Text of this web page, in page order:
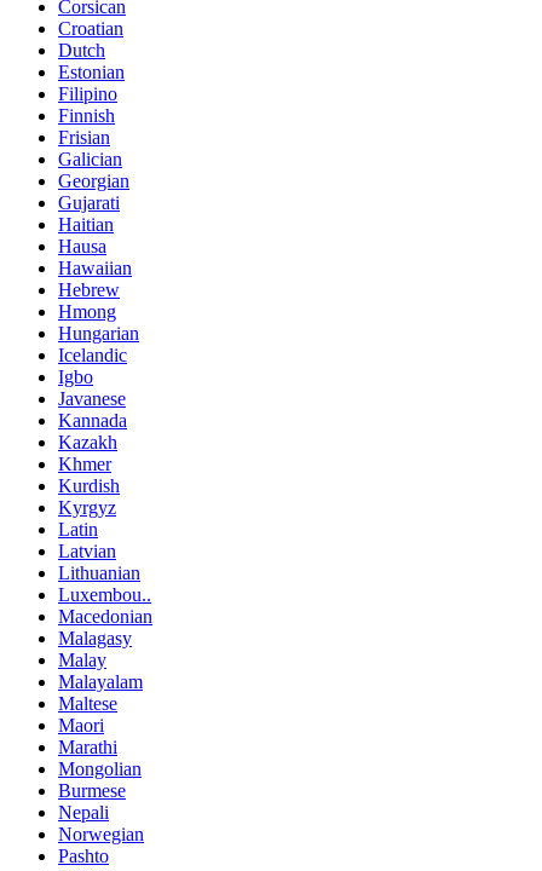
Corsican
Croatian
Dutch
Estonian
Filipino
Finnish
Frisian
Galician
Georgian
Gujarati
Haitian
Hausa
Hawaiian
Hebrew
Hmong
Hungarian
Icelandic
Igbo
Javanese
Kannada
Kazakh
Khmer
Kurdish
Kyrgyz
Latin
Latvian
Lithuanian
Luxembou..
Macedonian
Malagasy
Malay
Malayalam
Maltese
Maori
Marathi
Mongolian
Burmese
Nepali
Norwegian
Pashto